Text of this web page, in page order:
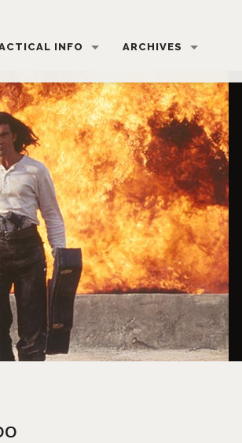
INFO ARCHIVES